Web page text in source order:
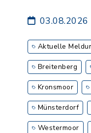
03.08.2026
Aktuelle
Breitenberg
Kronsmoor
Münsterdorf
Westermoor